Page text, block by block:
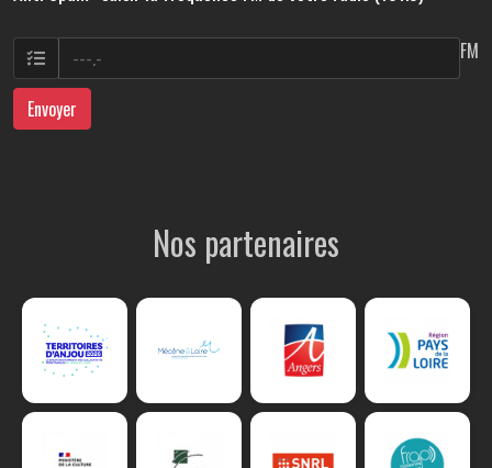
FM
Envoyer
Nos partenaires